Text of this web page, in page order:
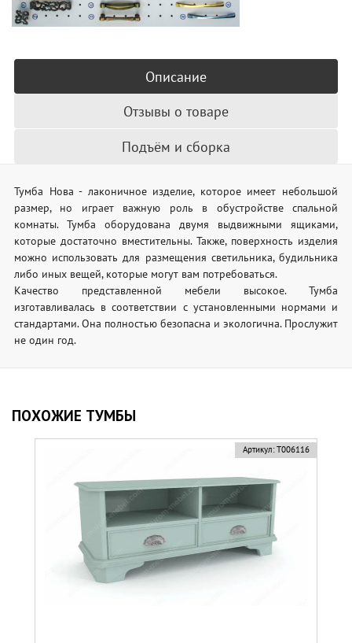
Описание
Отзывы о товаре
Подъём и сборка
Тумба Нова - лаконичное изделие, которое имеет небольшой
размер, но играет важную роль в обустройстве спальной
комнаты. Тумба оборудована двумя выдвижными ящиками,
которые достаточно вместительны. Также, поверхность изделия
можно использовать для размещения светильника, будильника
либо иных вещей, которые могут вам потребоваться.
Качество представленной мебели высокое. Тумба
изготавливалась в соответствии с установленными нормами и
стандартами. Она полностью безопасна и экологична. Прослужит
не один год.
ПОХОЖИЕ ТУМБЫ
Артикул: Т006116